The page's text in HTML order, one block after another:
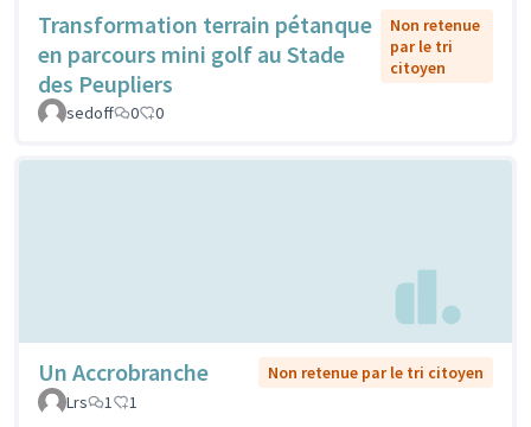
Transformation terrain pétanque
en parcours mini golf au Stade
des Peupliers
Non retenue
par le tri
citoyen
sedoff 0 0
Un Accrobranche
Non retenue par le tri citoyen
Lrs
1 1